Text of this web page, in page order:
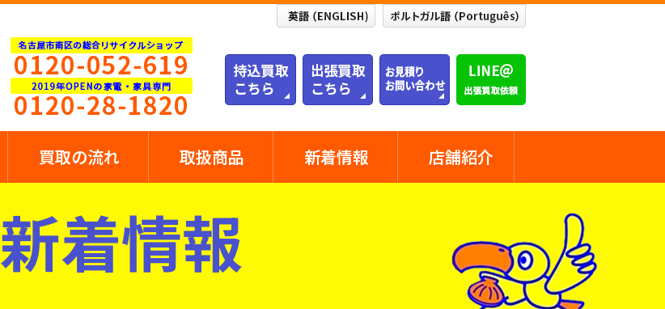
買取の流れ 取扱商品 新着情報 店舗紹介
新着情報